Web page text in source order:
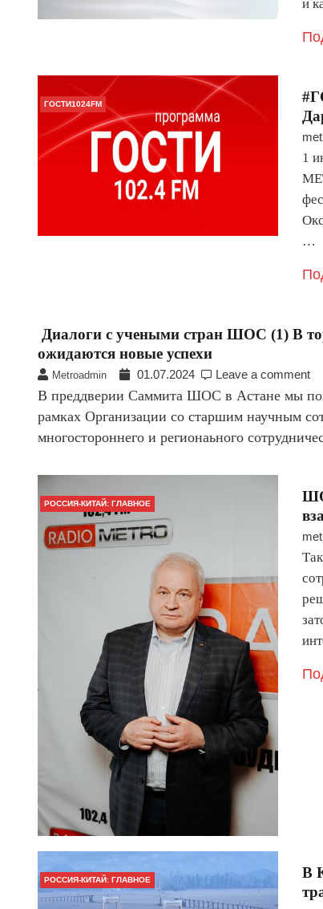
и
ГОСТИ1024FM
1
…
Диалоги с учеными стран ШОС (1) В
ожидаются новые успехи
Metroadmin 01.07.2024 Leave a comment
В преддверии Саммита ШОС в Астане мы
рамках Организации со старшим научным
многостороннего и регионаьного
РОССИЯ-КИТАЙ: ГЛАВНОЕ
РОССИЯ-КИТАЙ: ГЛАВНОЕ
В